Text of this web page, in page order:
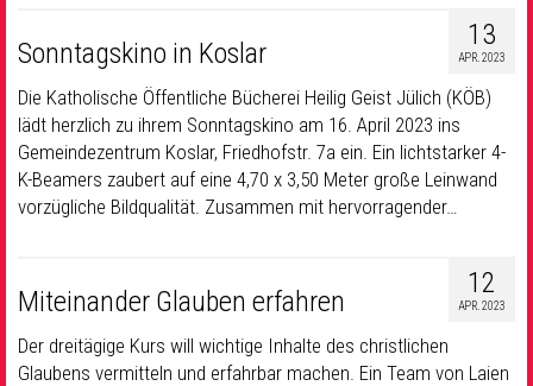
13
APR. 2023
Sonntagskino in Koslar
Die Katholische Öffentliche Bücherei Heilig Geist Jülich (KÖB)
lädt herzlich zu ihrem Sonntagskino am 16. April 2023 ins
Gemeindezentrum Koslar, Friedhofstr. 7a ein. Ein lichtstarker 4-
K-Beamers zaubert auf eine 4,70 x 3,50 Meter große Leinwand
vorzügliche Bildqualität. Zusammen mit hervorragender…
12
APR. 2023
Miteinander Glauben erfahren
Der dreitägige Kurs will wichtige Inhalte des christlichen
Glaubens vermitteln und erfahrbar machen. Ein Team von Laien